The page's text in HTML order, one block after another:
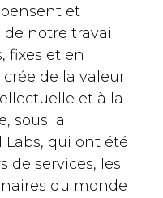
et
notre travail
fixes et en
de la valeur
et à la
sous la
Labs, qui ont été
de services, les
du monde